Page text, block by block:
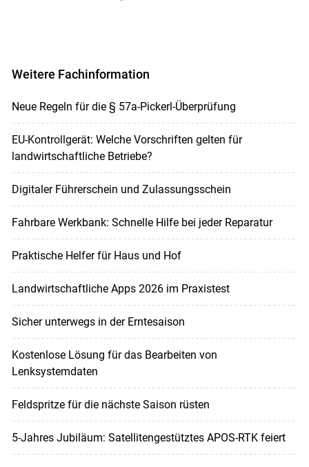
Weitere Fachinformation
Neue Regeln für die § 57a-Pickerl-Überprüfung
EU-Kontrollgerät: Welche Vorschriften gelten für
landwirtschaftliche Betriebe?
Digitaler Führerschein und Zulassungsschein
Fahrbare Werkbank: Schnelle Hilfe bei jeder Reparatur
Praktische Helfer für Haus und Hof
Landwirtschaftliche Apps 2026 im Praxistest
Sicher unterwegs in der Erntesaison
Kostenlose Lösung für das Bearbeiten von
Lenksystemdaten
Feldspritze für die nächste Saison rüsten
5-Jahres Jubiläum: Satellitengestütztes APOS-RTK feiert